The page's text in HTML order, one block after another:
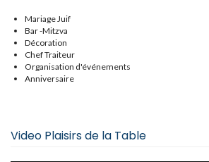
Mariage Juif
Bar -Mitzva
Décoration
Chef Traiteur
Organisation d'événements
Anniversaire
Video Plaisirs de la Table